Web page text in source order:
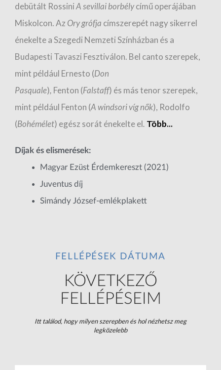
debütált RossiniA sevillai borbélycímű operájában
Miskolcon. Az Ory grófja címszerepét nagy sikerrel
énekelte a Szegedi Nemzeti Színházban és a
Budapesti Tavaszi Fesztiválon. Bel canto szerepek,
mint például Ernesto (Don
Pasquale), Fenton (Falstaff) és más tenor szerepek,
mint például Fenton (A windsori víg nők), Rodolfo
(Bohémélet) egész sorát énekelte el. Több...
Díjak és elismerések:
Magyar Ezüst Érdemkereszt (2021)
Juventus díj
Simándy József-emlékplakett
FELLÉPÉSEK DÁTUMA
KÖVETKEZŐ
FELLÉPÉSEIM
Itt találod, hogy milyen szerepben és hol nézhetsz meg
legközelebb